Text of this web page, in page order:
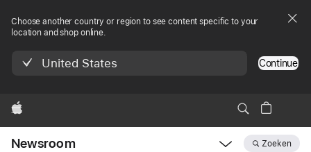
Choose another country or region to see content specific to your
location and shop online.
United States Continue
Apple
Newsroom Zoeken